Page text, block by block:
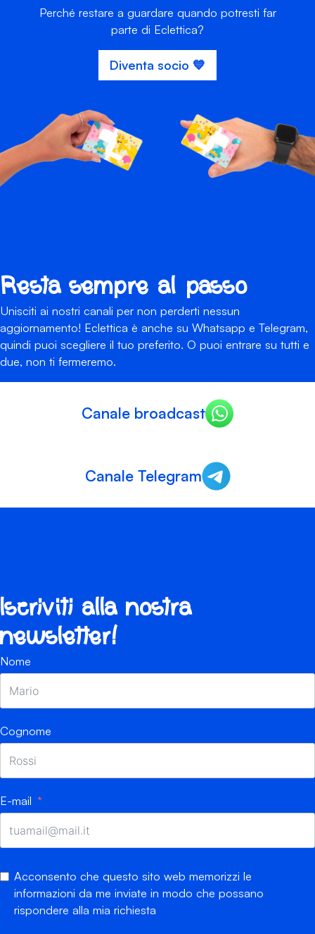
Perché restare a guardare quando potresti far
parte di Eclettica?
Diventa socio 💙
Resta sempre al passo
Unisciti ai nostri canali per non perderti nessun
aggiornamento! Eclettica è anche su Whatsapp e Telegram,
quindi puoi scegliere il tuo preferito. O puoi entrare su tutti e
due, non ti fermeremo.
Canale broadcast
Canale Telegram
Iscriviti alla nostra
newsletter!
Nome
Cognome
E-mail
Acconsento che questo sito web memorizzi le
informazioni da me inviate in modo che possano
rispondere alla mia richiesta